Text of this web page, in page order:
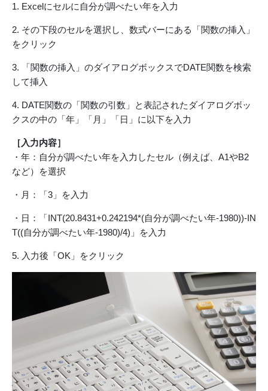
1. Excelにセルに自分が調べたい年を入力
2. その下段のセルを選択し、数式バーにある「関数の挿入」
をクリック
3. 「関数の挿入」のダイアログボックスでDATE関数を検索
して挿入
4. DATE関数の「関数の引数」と表記されたダイアログボッ
クスの中の「年」「月」「日」に以下を入力
［入力内容］
・年：自分が調べたい年を入力したセル（例えば、A1やB2
など）を選択
・月：「3」を入力
・日：「INT(20.8431+0.242194*(自分が調べたい年-1980))-IN
T((自分が調べたい年-1980)/4)」を入力
5. 入力後「OK」をクリック